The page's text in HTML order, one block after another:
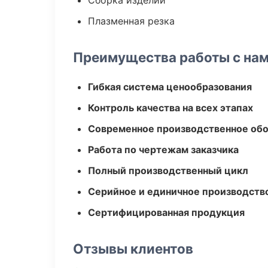
Плазменная резка
Преимущества работы с
Гибкая система ценообразования
Контроль качества на всех этапах
Современное производственное
Работа по чертежам заказчика
Полный производственный цикл
Серийное и единичное
Сертифицированная продукция
Отзывы клиентов